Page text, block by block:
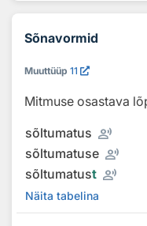
Sõnavormid
Muuttüüp 11
Mitmuse osastava
sõltumatus record_voice_over
sõltumatuse record_voice_over
sõltumatust record_voice_over
Näita tabelina